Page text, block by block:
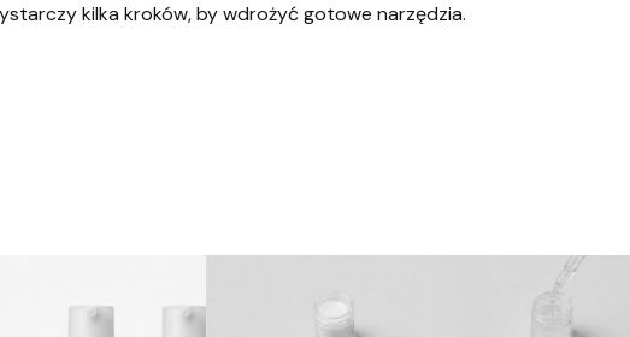
kilka kroków, by wdrożyć gotowe narzędzia.